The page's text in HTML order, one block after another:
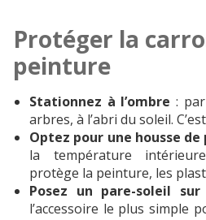
Protéger la
peinture
Stationnez à l’ombre :
arbres, à l’abri du soleil.
Optez pour une housse
la température
protège la peinture, les
Posez un pare-soleil
l’accessoire le plus simple